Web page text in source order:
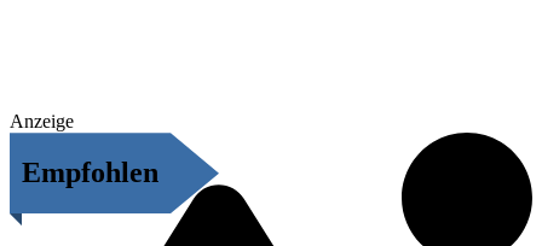
Anzeige
Empfohlen